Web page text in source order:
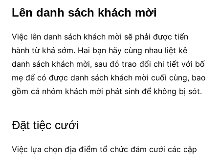
Lên danh sách khách mời
Việc lên danh sách khách mời sẽ phải được tiến
hành từ khá sớm. Hai bạn hãy cùng nhau liệt kê
danh sách khách mời, sau đó trao đổi chi tiết với bố
mẹ để có được danh sách khách mời cuối cùng, bao
gồm cả nhóm khách mời phát sinh để không bị sót.
Đặt tiệc cưới
Việc lựa chọn địa điểm tổ chức đám cưới các cặp